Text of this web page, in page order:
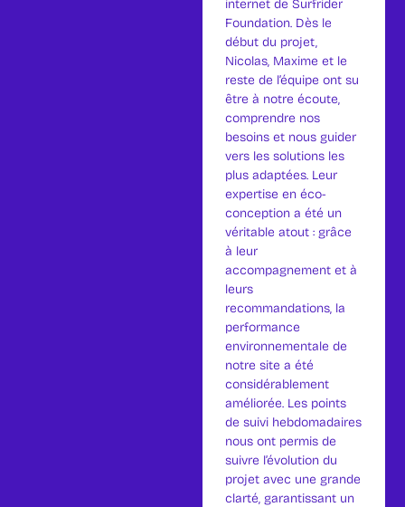
internet de Surfrider
Foundation. Dès le
début du projet,
Nicolas, Maxime et le
reste de l’équipe ont su
être à notre écoute,
comprendre nos
besoins et nous guider
vers les solutions les
plus adaptées. Leur
expertise en éco-
conception a été un
véritable atout : grâce
à leur
accompagnement et à
leurs
recommandations, la
performance
environnementale de
notre site a été
considérablement
améliorée. Les points
de suivi hebdomadaires
nous ont permis de
suivre l’évolution du
projet avec une grande
clarté, garantissant un